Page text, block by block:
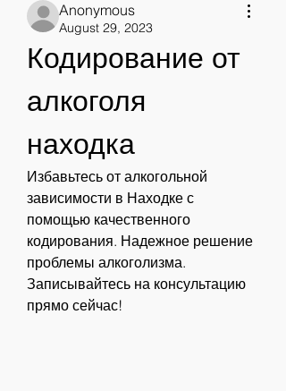
Anonymous
August 29, 2023
Кодирование от
алкоголя
находка
Избавьтесь от алкогольной
зависимости в Находке с
помощью качественного
кодирования. Надежное решение
проблемы алкоголизма.
Записывайтесь на консультацию
прямо сейчас!